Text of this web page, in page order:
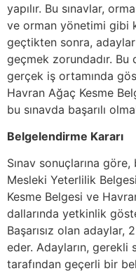
yapılır. Bu sınavlar,
ve orman yönetimi gibi
geçtikten sonra,
geçmek zorundadır. Bu
gerçek iş ortamında
Havran Ağaç Kesme
bu sınavda başarılı
Belgelendirme Kararı
Sınav sonuçlarına
Mesleki Yeterlilik
Kesme Belgesi ve
dallarında yetkinlik
Başarısız olan adaylar,
eder. Adayların, gerekli
tarafından geçerli bir